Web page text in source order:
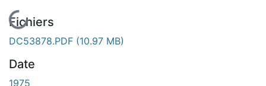
En cours de chargement...
Fichiers
DC53878.PDF (10.97 MB)
Date
1975